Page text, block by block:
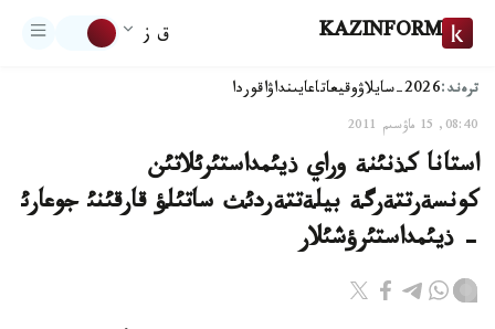
KAZINFORM ق ز
ترەند:2026-سايلاۋ وقيعاتاعايىنداۋاقوردا
08:40, 15 ماۋسىم 2011
استانا كذنئنة وراي ذيئمداستئرئلاتئن
كونسةرتتةرگة بيلةتتةردئث ساتئلؤ قارقئنئ جوعارئ
- ذيئمداستئرؤشئلار